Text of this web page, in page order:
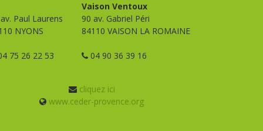
Paul Laurens
NYONS
75 26 22 53
Vaison Ventoux
90 av. Gabriel Péri
84110 VAISON LA ROMAINE
04 90 36 39 16
cliquez ici
www.ceder-provence.org